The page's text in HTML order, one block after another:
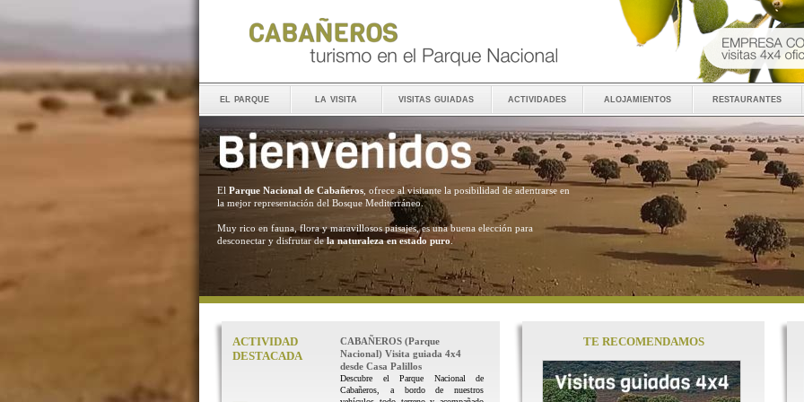
el parque la visita visitas guiadas actividades alojamientos restaurantes
El Parque Nacional de Cabañeros , ofrece al visitante la posibilidad de adentrarse en
la mejor representación del Bosque Mediterráneo.
Muy rico en fauna, flora y maravillosos paisajes, es una buena elección para
desconectar y disfrutar dela naturaleza en estado puro .
ACTIVIDAD
DESTACADA
CABAÑEROS (Parque
Nacional) Visita guiada 4x4
desde Casa Palillos
Descubre el Parque Nacional de
Cabañeros, a bordo de nuestros
TE RECOMENDAMOS